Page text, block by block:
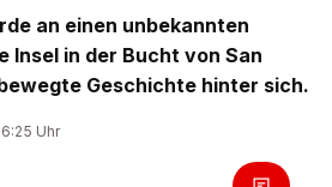
an einen unbekannten
Insel in der Bucht von San
Geschichte hinter sich.
Uhr